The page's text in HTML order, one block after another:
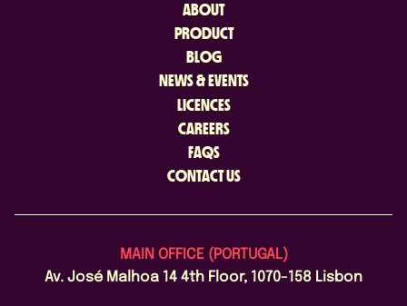
ABOUT
PRODUCT
BLOG
NEWS & EVENTS
LICENCES
CAREERS
FAQS
CONTACT US
MAIN OFFICE (PORTUGAL)
Av. José Malhoa 14 4th Floor, 1070-158 Lisbon